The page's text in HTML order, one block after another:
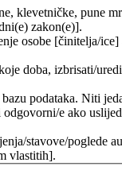
klevetničke, pune
zakon(e)].
osobe [činitelja/
doba, izbrisati/
podataka. Niti
e ako
stavove/poglede
vlastitih].